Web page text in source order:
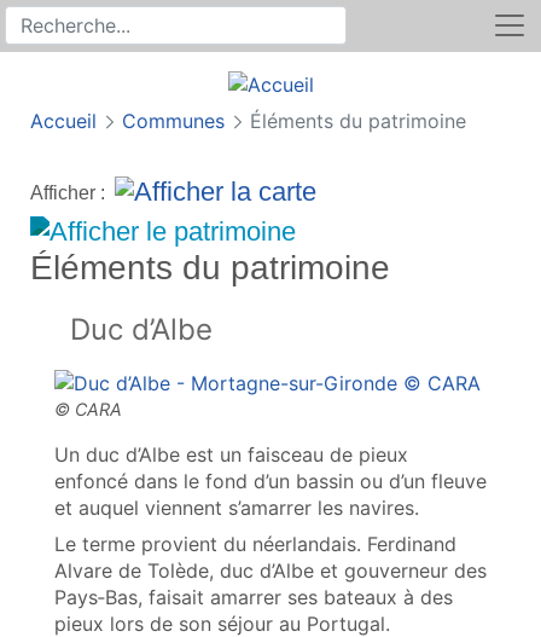
Recherche sur le site
Rechercher
Accueil Communes Éléments du patrimoine
Afficher :
Éléments du patrimoine
Duc d’Albe
Un duc d’Albe est un faisceau de pieux
enfoncé dans le fond d’un bassin ou d’un fleuve
et auquel viennent s’amarrer les navires.
Le terme provient du néerlandais. Ferdinand
Alvare de Tolède, duc d’Albe et gouverneur des
Pays‑Bas, faisait amarrer ses bateaux à des
pieux lors de son séjour au Portugal.